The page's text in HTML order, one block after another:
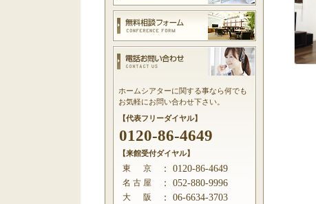
ホームシアターに関する事なら何でも
お気軽にお問い合わせ下さい。
【代表フリーダイヤル】
0120-86-4649
【来館受付ダイヤル】
東 京 ： 0120-86-4649
名 古 屋 ： 052-880-9996
大 阪 ： 06-6634-3703